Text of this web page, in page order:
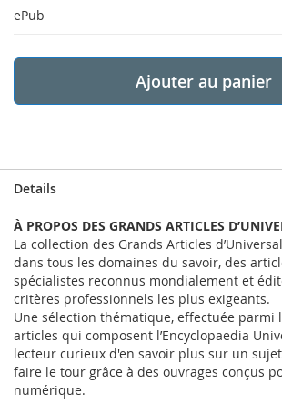
ePub
Ajouter au panier
Details
À PROPOS DES GRANDS ARTICLES
La collection des Grands Articles
dans tous les domaines du savoir, des
spécialistes reconnus mondialement et
critères professionnels les plus exigeants.
Une sélection thématique, effectuée parmi
articles qui composent l’Encyclopaedia
lecteur curieux d'en savoir plus sur un sujet
faire le tour grâce à des ouvrages conçus
numérique.